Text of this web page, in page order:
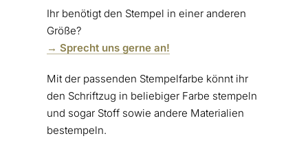
Ihr benötigt den Stempel in einer anderen
Größe?
→ Sprecht uns gerne an!
Mit der passenden Stempelfarbe könnt ihr
den Schriftzug in beliebiger Farbe stempeln
und sogar Stoff sowie andere Materialien
bestempeln.